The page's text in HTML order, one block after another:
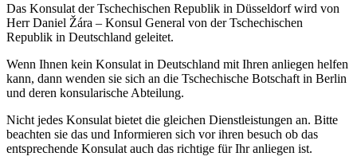
Das Konsulat der Tschechischen Republik in Düsseldorf wird von
Herr Daniel Žára – Konsul General von der Tschechischen
Republik in Deutschland geleitet.
Wenn Ihnen kein Konsulat in Deutschland mit Ihren anliegen helfen
kann, dann wenden sie sich an die Tschechische Botschaft in Berlin
und deren konsularische Abteilung.
Nicht jedes Konsulat bietet die gleichen Dienstleistungen an. Bitte
beachten sie das und Informieren sich vor ihren besuch ob das
entsprechende Konsulat auch das richtige für Ihr anliegen ist.